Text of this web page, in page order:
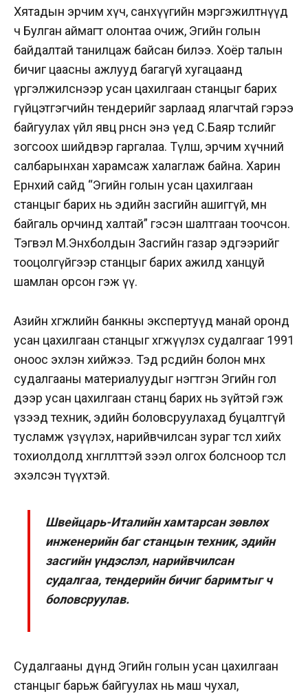
Хятадын эрчим хүч, санхүүгийн мэргэжилтнүүд
ч Булган аймагт олонтаа очиж, Эгийн голын
байдалтай танилцаж байсан билээ. Хоёр талын
бичиг цаасны ажлууд багагүй хугацаанд
үргэлжилснээр усан цахилгаан станцыг барих
гүйцэтгэгчийн тендерийг зарлаад ялагчтай гэрээ
байгуулах үйл явц өрнөсөн энэ үед С.Баяр төслийг
зогсоох шийдвэр гаргалаа. Түлш, эрчим хүчний
салбарынхан харамсаж халаглаж байна. Харин
Ерөнхий сайд “Эгийн голын усан цахилгаан
станцыг барих нь эдийн засгийн ашиггүй, мөн
байгаль орчинд халтай” гэсэн шалтгаан тоочсон.
Тэгвэл М.Энхболдын Засгийн газар эдгээрийг
тооцолгүйгээр станцыг барих ажилд ханцуй
шамлан орсон гэж үү.
Азийн хөгжлийн банкны экспертуүд манай оронд
усан цахилгаан станцыг хөгжүүлэх судалгааг 1991
оноос эхлэн хийжээ. Тэд өөрсдийн болон өмнөх
судалгааны материалуудыг нэгтгэн Эгийн гол
дээр усан цахилгаан станц барих нь зүйтэй гэж
үзээд техник, эдийн боловсруулахад буцалтгүй
тусламж үзүүлэх, нарийвчилсан зураг төсөл хийх
тохиолдолд хөнгөлөлттэй зээл олгох болсноор төсөл
эхэлсэн түүхтэй.
Швейцарь-Италийн хамтарсан зөвлөх
инженерийн баг станцын техник, эдийн
засгийн үндэслэл, нарийвчилсан
судалгаа, тендерийн бичиг баримтыг ч
боловсруулав.
Судалгааны дүнд Эгийн голын усан цахилгаан
станцыг барьж байгуулах нь маш чухал,